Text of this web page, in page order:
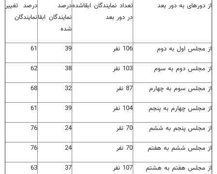
از دوره​ای به دور بعد
تعداد نمایندگان ابقاشده
در دور بعد
درصد
نمایندگان ابقا
شده
درصد تغییر
نمایندگان
از مجلس اول به دوم 106 نفر 39
61
از مجلس دوم به سوم 103 نفر 38
62
از مجلس سوم به چهارم 87 نفر 32
68
از مجلس چهارم به پنجم 104 نفر 39
61
از مجلس پنجم به ششم 70 نفر 24
76
از مجلس ششم به هفتم 70 نفر 24
76
از مجلس هفتم به هشتم 107 نفر 37
63